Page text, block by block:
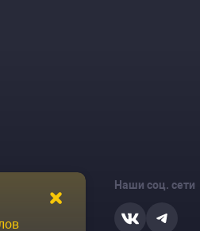
Наши соц. сети